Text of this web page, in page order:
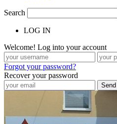
Search
LOG IN
Welcome! Log into your account
Forgot your password?
Recover your password